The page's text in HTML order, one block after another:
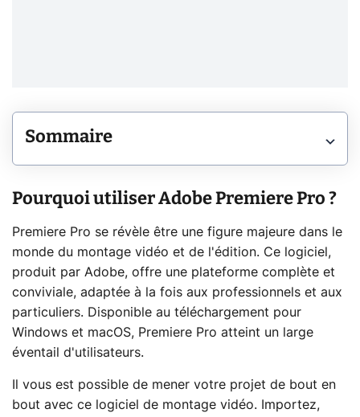
Sommaire
Pourquoi utiliser Adobe Premiere Pro ?
Premiere Pro se révèle être une figure majeure dans le
monde du montage vidéo et de l'édition. Ce logiciel,
produit par Adobe, offre une plateforme complète et
conviviale, adaptée à la fois aux professionnels et aux
particuliers. Disponible au téléchargement pour
Windows et macOS, Premiere Pro atteint un large
éventail d'utilisateurs.
Il vous est possible de mener votre projet de bout en
bout avec ce logiciel de montage vidéo. Importez,